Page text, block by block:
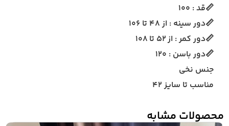
📏قد : ۱۰۰
📏دور سینه : از ۴۸ تا ۱۰۶
📏دور کمر : از ۵۲ تا ۱۰۸
📏دور باسن : ۱۲۰
جنس نخی
مناسب تا سایز ۴۲
محصولات مشابه